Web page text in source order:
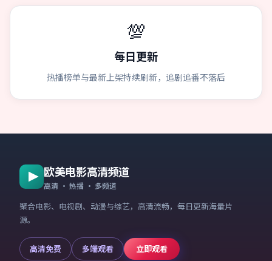
💯
每日更新
热播榜单与最新上架持续刷新，追剧追番不落后
欧美电影高清频道
高清 · 热播 · 多频道
聚合电影、电视剧、动漫与综艺，高清流畅，每日更新海量片
源。
高清免费 多端观看 立即观看